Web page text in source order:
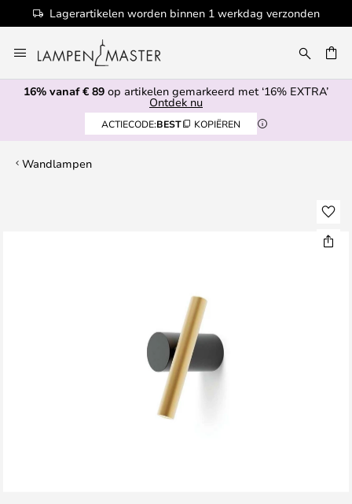
Lagerartikelen worden binnen 1 werkdag verzonden
naar
de
inhoud
16% vanaf € 89 op artikelen gemarkeerd met ‘16% EXTRA’
Ontdek nu
ACTIECODE:BEST KOPIËREN
Wandlampen